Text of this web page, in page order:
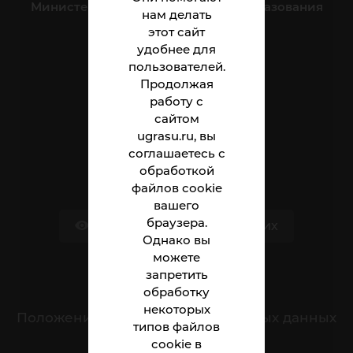
нам делать
этот сайт
удобнее для
пользователей.
Продолжая
работу с
сайтом
ugrasu.ru, вы
соглашаетесь с
обработкой
файлов cookie
вашего
браузера.
Однако вы
можете
запретить
обработку
некоторых
типов файлов
cookie в
Министерство науки и высшего образования
Российской Федерации
Институт
Абитуриенту
Студенту
Сотруднику
Версия для слабовидящих
Обращения граждан
Положение о защите персональных данных